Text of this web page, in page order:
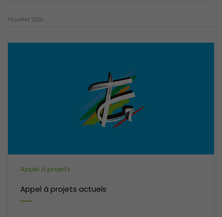
15 juillet 2026
Appel à projets
Appel à projets actuels